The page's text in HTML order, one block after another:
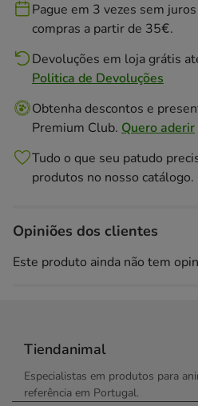
Pague em 3 vezes sem
compras a partir de 35€.
Devoluções em loja grátis
Politica de Devoluções
Obtenha descontos e
Premium Club. Quero aderir
Tudo o que seu patudo
produtos no nosso catálogo.
Opiniões dos clientes
Este produto ainda não tem
Tiendanimal
Especialistas em produtos para
referência em Portugal.